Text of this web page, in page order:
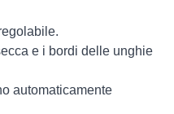
e i bordi delle unghie
automaticamente